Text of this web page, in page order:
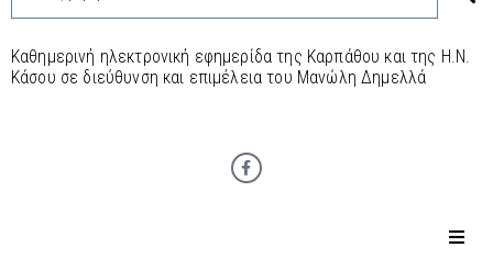
Καθημερινή ηλεκτρονική εφημερίδα της Καρπάθου και της Η.Ν.
Κάσου σε διεύθυνση και επιμέλεια του Μανώλη Δημελλά